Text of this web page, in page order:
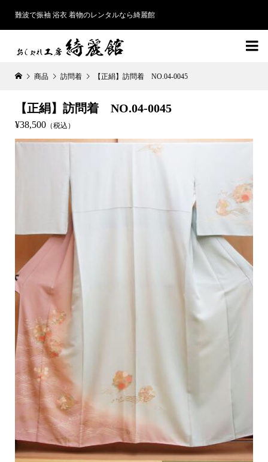
難波で振袖 浴衣 着物のレンタルなら綺麗館

商品 訪問着 【正絹】訪問着 NO.04-0045
【正絹】訪問着 NO.04-0045
¥38,500（税込）